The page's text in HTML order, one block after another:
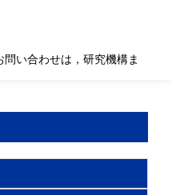
問い合わせは，研究機構ま